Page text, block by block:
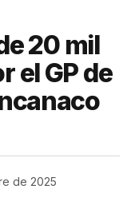
20 mil
el GP de
de 2025